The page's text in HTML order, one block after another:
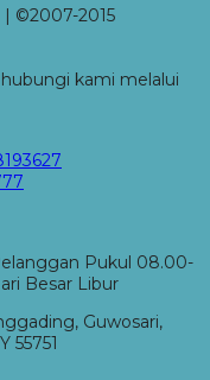
| ©2007-2015
kami melalui
Pukul 08.00-
Besar Libur
Guwosari,
55751